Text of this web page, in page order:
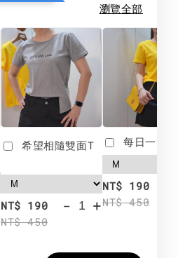
瀏覽全部
希望相隨雙面T
NT$ 190
NT$ 450
- +
每日一笑
NT$ 190
NT$ 450